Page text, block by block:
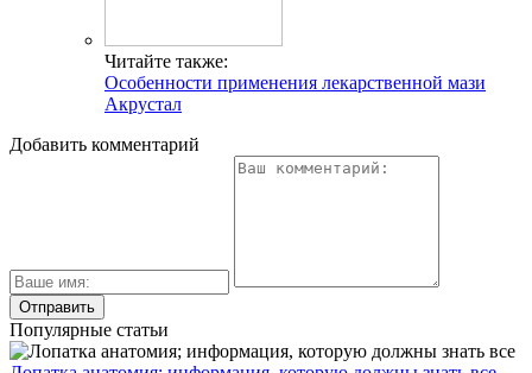
Читайте также:
Особенности применения лекарственной мази
Акрустал
Добавить комментарий
Популярные статьи